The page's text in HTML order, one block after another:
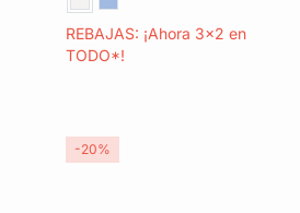
REBAJAS: ¡Ahora 3x2 en
TODO*!
-20%